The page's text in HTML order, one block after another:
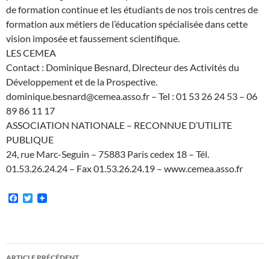
de formation continue et les étudiants de nos trois centres de
formation aux métiers de l’éducation spécialisée dans cette
vision imposée et faussement scientifique.
LES CEMEA
Contact : Dominique Besnard, Directeur des Activités du
Développement et de la Prospective.
dominique.besnard@cemea.asso.fr – Tel : 01 53 26 24 53 – 06
89 86 11 17
ASSOCIATION NATIONALE – RECONNUE D’UTILITE
PUBLIQUE
24, rue Marc-Seguin – 75883 Paris cedex 18 – Tél.
01.53.26.24.24 – Fax 01.53.26.24.19 – www.cemea.asso.fr
F
o
o
T
e
r
Navigation